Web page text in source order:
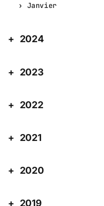
Janvier
2024
2023
2022
2021
2020
2019